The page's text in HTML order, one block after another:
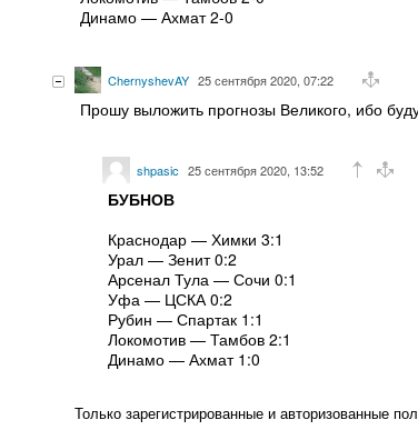
Динамо — Ахмат 2-0
ChernyshevAY 25 сентября 2020, 07:22
Прошу выложить прогнозы Великого, ибо
shpasic 25 сентября 2020, 13:52
БУБНОВ
Краснодар — Химки 3:1
Урал — Зенит 0:2
Арсенал Тула — Сочи 0:1
Уфа — ЦСКА 0:2
Рубин — Спартак 1:1
Локомотив — Тамбов 2:1
Динамо — Ахмат 1:0
Только зарегистрированные и авторизованные